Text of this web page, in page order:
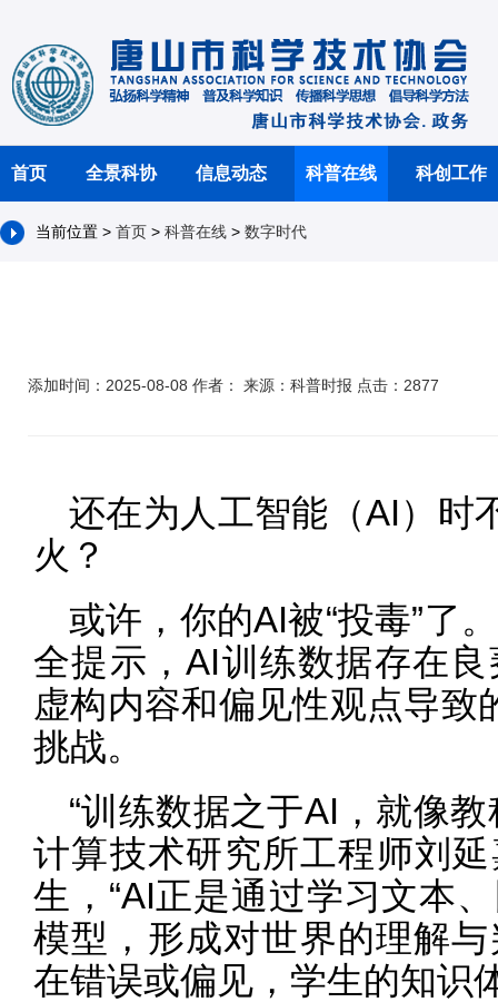
首页 全景科协 信息动态 科普在线 科创工作
当前位置 > 首页 > 科普在线 > 数字时代
添加时间：2025-08-08 作者： 来源：科普时报 点击：2877
还在为人工智能（AI）时
火？
或许，你的AI被“投毒”了
全提示，AI训练数据存在
虚构内容和偏见性观点导致
挑战。
“训练数据之于AI，就像
计算技术研究所工程师刘
生，“AI正是通过学习文本
模型，形成对世界的理解
在错误或偏见，学生的知识